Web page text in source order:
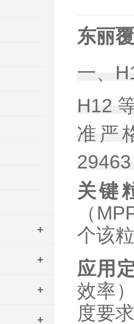
东丽
一、
H12
准严
关键
（
个该
应用
效率
度要